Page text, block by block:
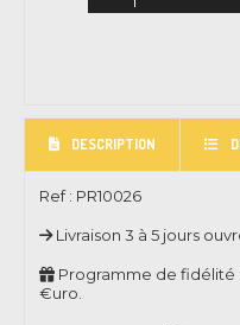
DESCRIPTION
Ref : PR10026
Livraison 3 à 5 jours
Programme de fidélité
€uro.